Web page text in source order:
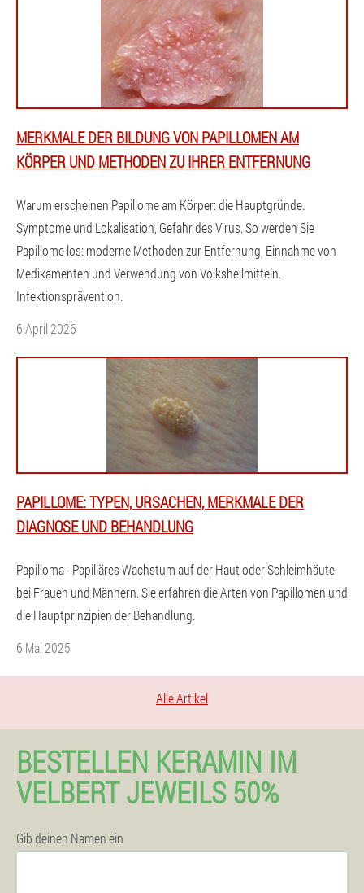
MERKMALE DER BILDUNG VON PAPILLOMEN AM
KÖRPER UND METHODEN ZU IHRER ENTFERNUNG
Warum erscheinen Papillome am Körper: die Hauptgründe.
Symptome und Lokalisation, Gefahr des Virus. So werden Sie
Papillome los: moderne Methoden zur Entfernung, Einnahme von
Medikamenten und Verwendung von Volksheilmitteln.
Infektionsprävention.
6 April 2026
PAPILLOME: TYPEN, URSACHEN, MERKMALE DER
DIAGNOSE UND BEHANDLUNG
Papilloma - Papilläres Wachstum auf der Haut oder Schleimhäute
bei Frauen und Männern. Sie erfahren die Arten von Papillomen und
die Hauptprinzipien der Behandlung.
6 Mai 2025
Alle Artikel
BESTELLEN KERAMIN IM
VELBERT JEWEILS 50%
Gib deinen Namen ein